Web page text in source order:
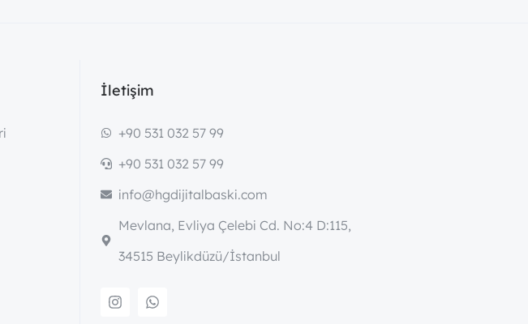
İletişim
+90 531 032 57 99
+90 531 032 57 99
info@hgdijitalbaski.com
Mevlana, Evliya Çelebi Cd. No:4 D:115,
34515 Beylikdüzü/İstanbul